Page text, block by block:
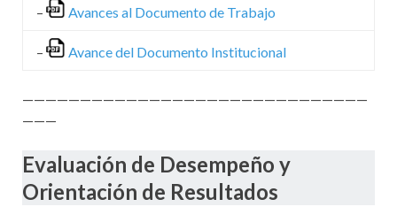
– Avances al Documento de Trabajo
– Avance del Documento Institucional
——————————————————————————————
———
Evaluación de Desempeño y
Orientación de Resultados